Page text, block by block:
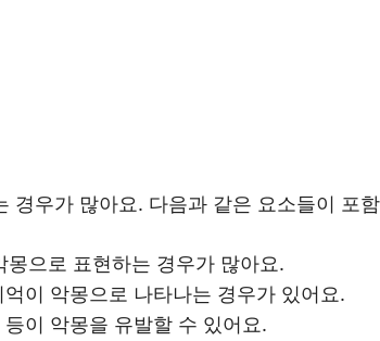
경우가 많아요. 다음과 같은 요소들이 포
으로 표현하는 경우가 많아요.
이 악몽으로 나타나는 경우가 있어요.
이 악몽을 유발할 수 있어요.